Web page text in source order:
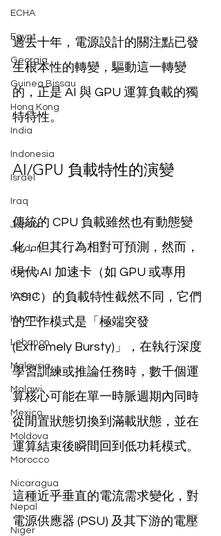
ECHA
Egypt
Georgia
Guinea Bissau
Hong Kong
India
Indonesia
Israel
Iraq
Japan
Jordan
Kenya
Korea
Kuwait
Lebanon
Malaysia
Malawi
Mexico
Moldova
Morocco
Nicaragua
Nepal
Niger
過去十年，電源設計的關注點已發
生根本性的轉變，驅動這一轉變
的，正是 AI 與 GPU 運算負載的獨
特特性。
AI/GPU 負載特性的演變
傳統的 CPU 負載雖然也有動態變
化，但其行為相對可預測，然而，
現代 AI 加速卡（如 GPU 或專用
ASIC）的負載特性截然不同，它們
的工作模式是「極端突發
(Extremely Bursty)」，在執行深度
學習訓練或推論任務時，數千個運
算核心可能在單一時脈週期內同時
從閒置狀態切換到滿載狀態，並在
運算結束後瞬間回到低功耗模式。
這種近乎垂直的電流需求變化，對
電源供應器 (PSU) 及其下游的電壓